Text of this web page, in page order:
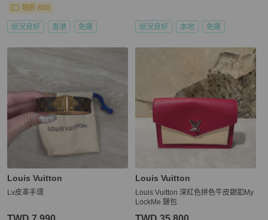
現折 800
狀況良好 香港 免運 狀況良好 本地 免運
Louis Vuitton
Lv皮革手環
Louis Vuitton
Louis Vuitton 深紅色拼色牛皮銀釦My
LockMe 鏈包